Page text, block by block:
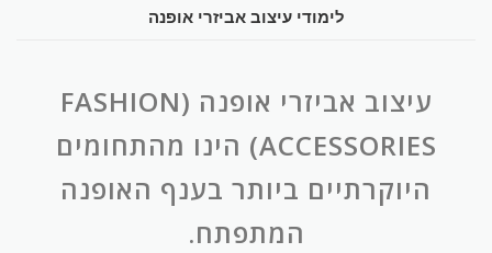
לימודי עיצוב אביזרי אופנה
עיצוב אביזרי אופנה (FASHION
ACCESSORIES) הינו מהתחומים
היוקרתיים ביותר בענף האופנה
המתפתח.